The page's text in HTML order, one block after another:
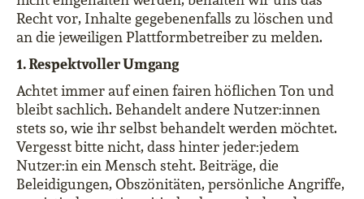
Recht vor, Inhalte gegebenenfalls zu löschen und
an die jeweiligen Plattformbetreiber zu melden.
1. Respektvoller Umgang
Achtet immer auf einen fairen höflichen Ton und
bleibt sachlich. Behandelt andere Nutzer:innen
stets so, wie ihr selbst behandelt werden möchtet.
Vergesst bitte nicht, dass hinter jeder:jedem
Nutzer:in ein Mensch steht. Beiträge, die
Beleidigungen, Obszönitäten, persönliche Angriffe,